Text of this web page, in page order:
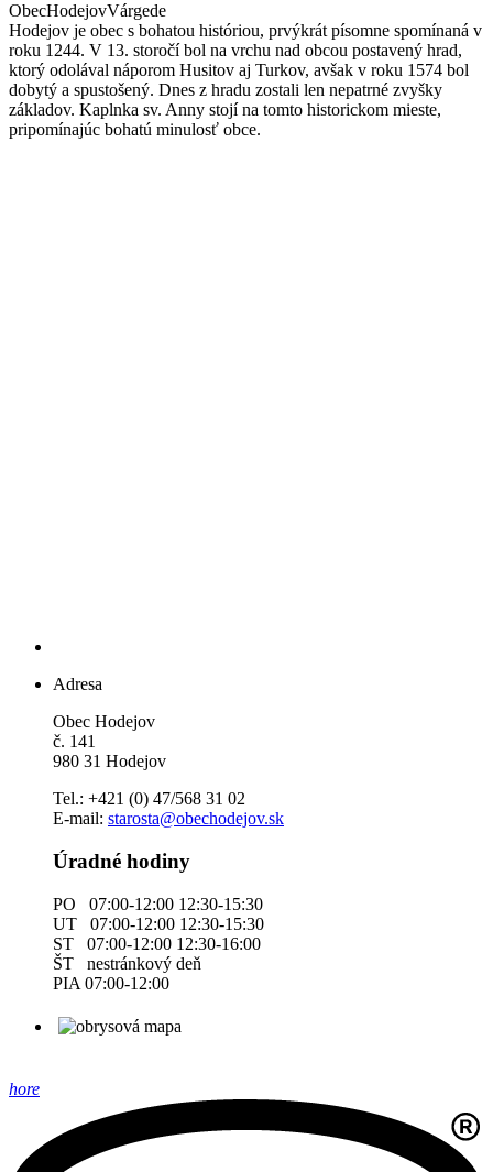
ObecHodejovVárgede
Hodejov je obec s bohatou históriou, prvýkrát písomne spomínaná v
roku 1244. V 13. storočí bol na vrchu nad obcou postavený hrad,
ktorý odolával náporom Husitov aj Turkov, avšak v roku 1574 bol
dobytý a spustošený. Dnes z hradu zostali len nepatrné zvyšky
základov. Kaplnka sv. Anny stojí na tomto historickom mieste,
pripomínajúc bohatú minulosť obce.
Adresa
Obec Hodejov
č. 141
980 31 Hodejov
Tel.: +421 (0) 47/568 31 02
E-mail: starosta@obechodejov.sk
Úradné hodiny
PO 07:00-12:00 12:30-15:30
UT 07:00-12:00 12:30-15:30
ST 07:00-12:00 12:30-16:00
ŠT nestránkový deň
PIA 07:00-12:00
hore